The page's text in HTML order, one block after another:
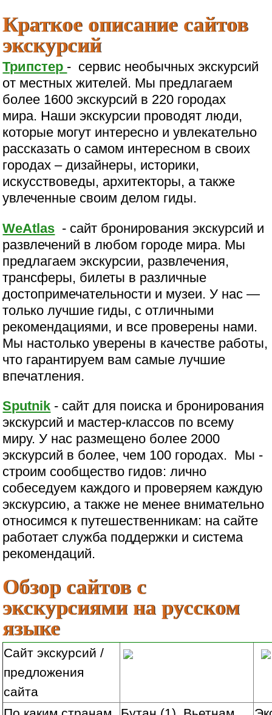
Краткое описание сайтов
экскурсий
Трипстер - сервис необычных экскурсий
от местных жителей. Мы предлагаем
более 1600 экскурсий в 220 городах
мира. Наши экскурсии проводят люди,
которые могут интересно и увлекательно
рассказать о самом интересном в своих
городах – дизайнеры, историки,
искусствоведы, архитекторы, а также
увлеченные своим делом гиды.
WeAtlas - сайт бронирования экскурсий и
развлечений в любом городе мира. Мы
предлагаем экскурсии, развлечения,
трансферы, билеты в различные
достопримечательности и музеи. У нас —
только лучшие гиды, с отличными
рекомендациями, и все проверены нами.
Мы настолько уверены в качестве работы,
что гарантируем вам самые лучшие
впечатления.
Sputnik - сайт для поиска и бронирования
экскурсий и мастер-классов по всему
миру. У нас размещено более 2000
экскурсий в более, чем 100 городах. Мы -
строим сообщество гидов: лично
собеседуем каждого и проверяем каждую
экскурсию, а также не менее внимательно
относимся к путешественникам: на сайте
работает служба поддержки и система
рекомендаций.
Обзор сайтовс
экскурсиями на русском
языке
Сайт экскурсий /
предложения
сайта